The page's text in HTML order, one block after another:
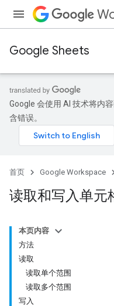
Google Sheets
Google 会使用 AI 技术将内
含错误。
首页 Google Workspace
读取和写入单元
本页内容
方法
读取
读取单个范围
读取多个范围
写入